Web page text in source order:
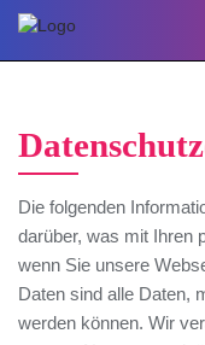
Skip
content
Die folgenden
darüber, was mit Ihren
wenn Sie unsere
Daten sind alle Daten,
werden können. Wir